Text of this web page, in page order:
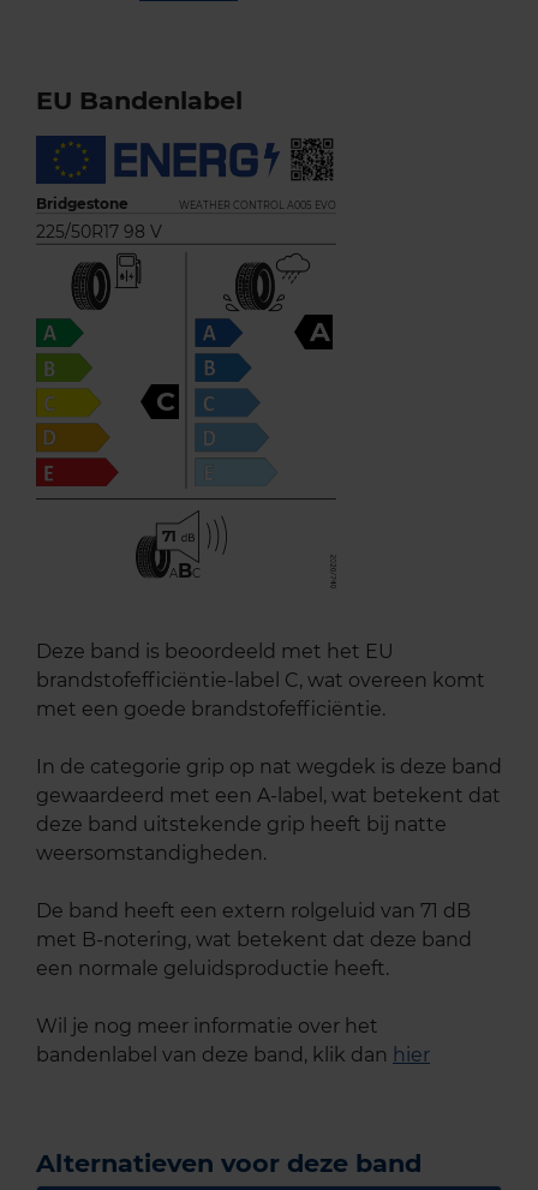
EU Bandenlabel
Bridgestone WEATHER CONTROL A005 EVO
225/50R17 98 V
C
A
71
ABC
Deze band is beoordeeld met het EU
brandstofefficiëntie-label C, wat overeen komt
met een goede brandstofefficiëntie.
In de categorie grip op nat wegdek is deze band
gewaardeerd met een A-label, wat betekent dat
deze band uitstekende grip heeft bij natte
weersomstandigheden.
De band heeft een extern rolgeluid van 71 dB
met B-notering, wat betekent dat deze band
een normale geluidsproductie heeft.
Wil je nog meer informatie over het
bandenlabel van deze band, klik dan hier
Alternatieven voor deze band